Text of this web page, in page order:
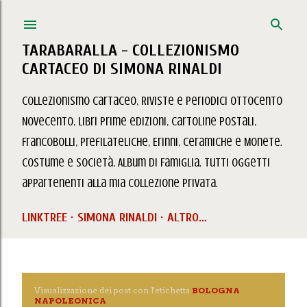
TARABARALLA - COLLEZIONISMO
CARTACEO DI SIMONA RINALDI
Collezionismo Cartaceo, Riviste e Periodici Ottocento
Novecento, Libri prime edizioni, Cartoline Postali,
Francobolli, Prefilateliche, Erinni, Ceramiche e Monete.
Costume e Società, Album di Famiglia. Tutti oggetti
appartenenti alla mia collezione privata.
LINKTREE SIMONA RINALDI ALTRO…
Visualizzazione dei post con l'etichetta BOLOGNA
NAPOLEONICA